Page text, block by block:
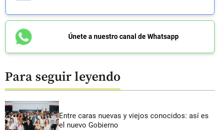
Únete a nuestro canal de Whatsapp
Para seguir leyendo
Entre caras nuevas y viejos conocidos: así es
el nuevo Gobierno